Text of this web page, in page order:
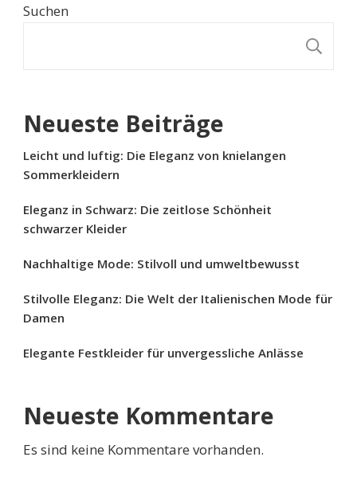
Suchen
Neueste Beiträge
Leicht und luftig: Die Eleganz von knielangen
Sommerkleidern
Eleganz in Schwarz: Die zeitlose Schönheit
schwarzer Kleider
Nachhaltige Mode: Stilvoll und umweltbewusst
Stilvolle Eleganz: Die Welt der Italienischen Mode für
Damen
Elegante Festkleider für unvergessliche Anlässe
Neueste Kommentare
Es sind keine Kommentare vorhanden.